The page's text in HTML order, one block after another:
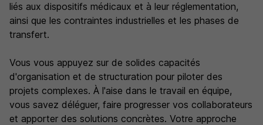
liés aux dispositifs médicaux et à leur réglementation,
ainsi que les contraintes industrielles et les phases de
transfert.
Vous vous appuyez sur de solides capacités
d'organisation et de structuration pour piloter des
projets complexes. À l'aise dans le travail en équipe,
vous savez déléguer, faire progresser vos collaborateurs
et apporter des solutions concrètes. Votre approche